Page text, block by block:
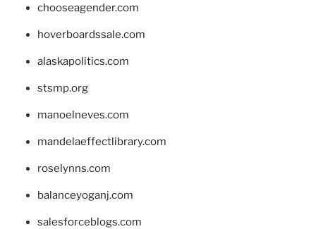
chooseagender.com
hoverboardssale.com
alaskapolitics.com
stsmp.org
manoelneves.com
mandelaeffectlibrary.com
roselynns.com
balanceyoganj.com
salesforceblogs.com